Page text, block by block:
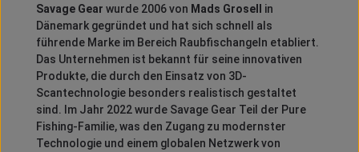
Savage Gear wurde 2006 von Mads Grosell
in
Dänemark gegründet und hat sich schnell als
führende Marke im Bereich Raubfischangeln etabliert.
Das Unternehmen ist bekannt für seine innovativen
Produkte, die durch den Einsatz von 3D-
Scantechnologie besonders realistisch gestaltet
sind.
Im Jahr 2022 wurde Savage Gear Teil der Pure
Fishing-Familie, was den Zugang zu modernster
Technologie und einem globalen Netzwerk von